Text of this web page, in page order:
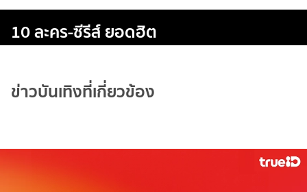
10 ละคร-ซีรีส์ ยอดฮิต
ข่าวบันเทิงที่เกี่ยวข้อง